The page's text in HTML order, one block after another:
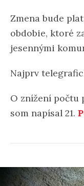
Zmena bude
obdobie, ktoré
jesennými
Najprv
O znížení počtu
som napísal 21.